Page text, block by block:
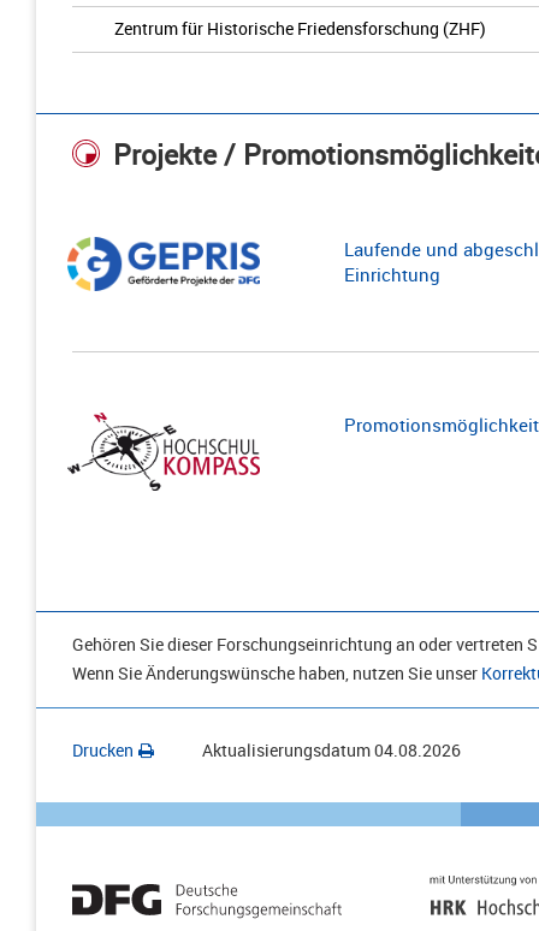
Zentrum für Historische Friedensforschung (ZHF)
Projekte /
Laufende und
Einrichtung
Gehören Sie dieser Forschungseinrichtung an oder vertreten
Wenn Sie Änderungswünsche haben, nutzen Sie unser
Drucken Aktualisierungsdatum04.08.2026